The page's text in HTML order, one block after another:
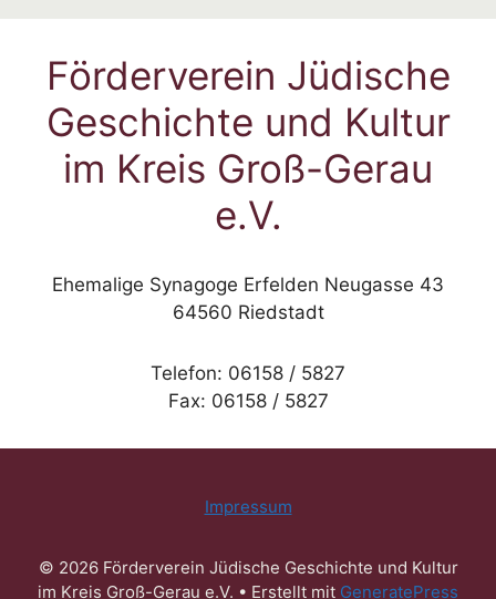
Förderverein Jüdische
Geschichte und Kultur
im Kreis Groß-Gerau
e.V.
Ehemalige Synagoge Erfelden Neugasse 43
64560 Riedstadt
Telefon: 06158 / 5827
Fax: 06158 / 5827
Impressum
© 2026 Förderverein Jüdische Geschichte und Kultur
im Kreis Groß-Gerau e.V. • Erstellt mit GeneratePress